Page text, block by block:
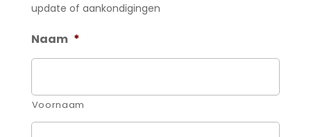
update of aankondigingen
Naam *
Voornaam